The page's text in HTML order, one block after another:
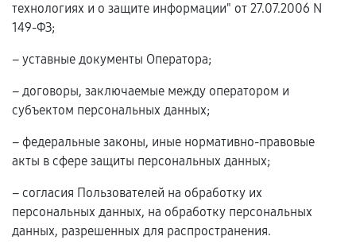
технологиях и о защите информации" от 27.07.2006 N
149-ФЗ;
– уставные документы Оператора;
– договоры, заключаемые между оператором и
субъектом персональных данных;
– федеральные законы, иные нормативно-правовые
акты в сфере защиты персональных данных;
– согласия Пользователей на обработку их
персональных данных, на обработку персональных
данных, разрешенных для распространения.